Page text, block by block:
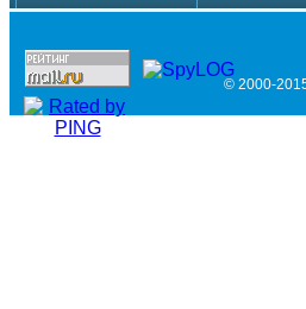
© 2000-